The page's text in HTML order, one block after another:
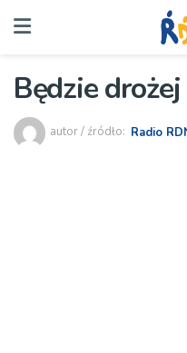
Będzie
autor / źródło: Radio